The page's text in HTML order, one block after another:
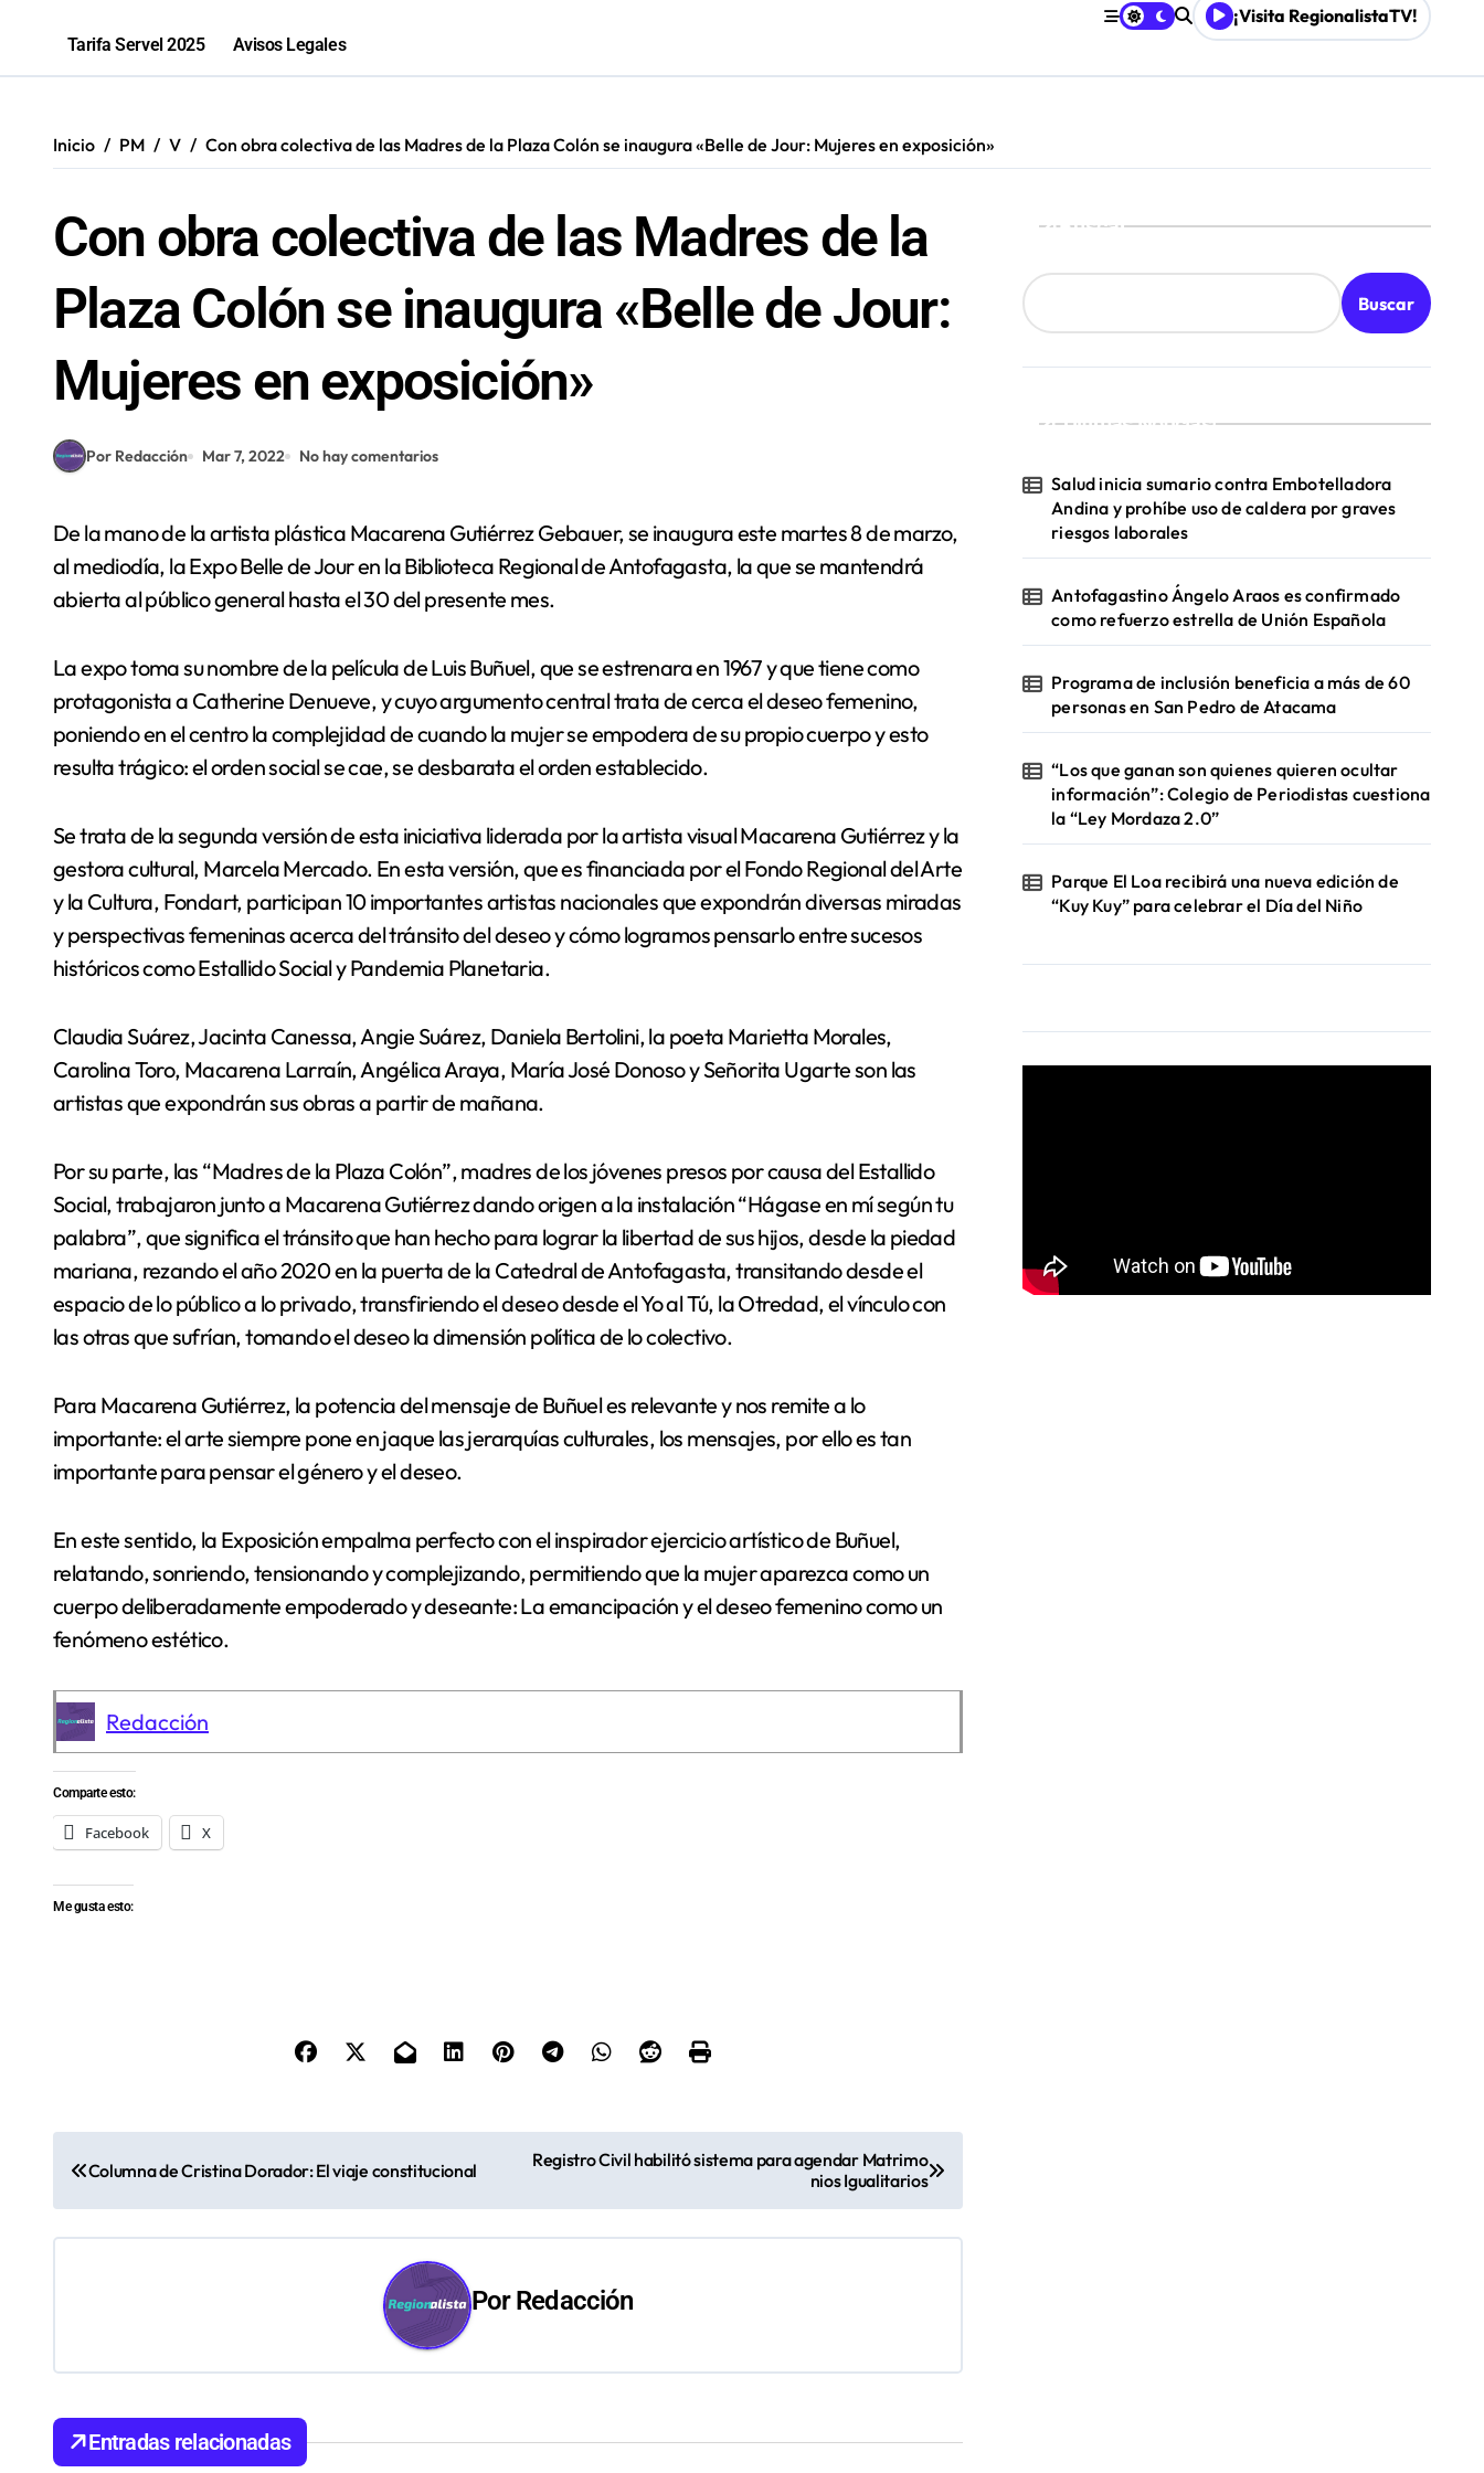
Tarifa Servel 2025 Avisos Legales
¡Visita RegionalistaTV!
Inicio PM V Con obra colectiva de las Madres de la Plaza Colón se inaugura «Belle de Jour: Mujeres en exposición»
Con obra colectiva de las Madres de la
Plaza Colón se inaugura «Belle de Jour:
Mujeres en exposición»
Por Redacción Mar 7, 2022 No hay comentarios
De la mano de la artista plástica Macarena Gutiérrez Gebauer, se inaugura este martes 8 de marzo,
al mediodía, la Expo Belle de Jour en la Biblioteca Regional de Antofagasta, la que se mantendrá
abierta al público general hasta el 30 del presente mes.
La expo toma su nombre de la película de Luis Buñuel, que se estrenara en 1967 y que tiene como
protagonista a Catherine Denueve, y cuyo argumento central trata de cerca el deseo femenino,
poniendo en el centro la complejidad de cuando la mujer se empodera de su propio cuerpo y esto
resulta trágico: el orden social se cae, se desbarata el orden establecido.
Se trata de la segunda versión de esta iniciativa liderada por la artista visual Macarena Gutiérrez y la
gestora cultural, Marcela Mercado. En esta versión, que es financiada por el Fondo Regional del Arte
y la Cultura, Fondart, participan 10 importantes artistas nacionales que expondrán diversas miradas
y perspectivas femeninas acerca del tránsito del deseo y cómo logramos pensarlo entre sucesos
históricos como Estallido Social y Pandemia Planetaria.
Claudia Suárez, Jacinta Canessa, Angie Suárez, Daniela Bertolini, la poeta Marietta Morales,
Carolina Toro, Macarena Larraín, Angélica Araya, María José Donoso y Señorita Ugarte son las
artistas que expondrán sus obras a partir de mañana.
Por su parte, las “Madres de la Plaza Colón”, madres de los jóvenes presos por causa del Estallido
Social, trabajaron junto a Macarena Gutiérrez dando origen a la instalación “Hágase en mí según tu
palabra”, que significa el tránsito que han hecho para lograr la libertad de sus hijos, desde la piedad
mariana, rezando el año 2020 en la puerta de la Catedral de Antofagasta, transitando desde el
espacio de lo público a lo privado, transfiriendo el deseo desde el Yo al Tú, la Otredad, el vínculo con
las otras que sufrían, tomando el deseo la dimensión política de lo colectivo.
Para Macarena Gutiérrez, la potencia del mensaje de Buñuel es relevante y nos remite a lo
importante: el arte siempre pone en jaque las jerarquías culturales, los mensajes, por ello es tan
importante para pensar el género y el deseo.
En este sentido, la Exposición empalma perfecto con el inspirador ejercicio artístico de Buñuel,
relatando, sonriendo, tensionando y complejizando, permitiendo que la mujer aparezca como un
cuerpo deliberadamente empoderado y deseante: La emancipación y el deseo femenino como un
fenómeno estético.
Redacción
Comparte esto:
Facebook X
Me gusta esto:
a
v
a
c
Columna de Cristina Dorador: El viaje constitucional
Registro Civil habilitó sistema para agendar Matrimo
nios Igualitarios
PorRedacción
Entradas relacionadas
Buscar
Buscar
¡Ultimas Noticias!
Salud inicia sumario contra Embotelladora
Andina y prohíbe uso de caldera por graves
riesgos laborales
Antofagastino Ángelo Araos es confirmado
como refuerzo estrella de Unión Española
Programa de inclusión beneficia a más de 60
personas en San Pedro de Atacama
“Los que ganan son quienes quieren ocultar
información”: Colegio de Periodistas cuestiona
la “Ley Mordaza 2.0”
Parque El Loa recibirá una nueva edición de
“Kuy Kuy” para celebrar el Día del Niño